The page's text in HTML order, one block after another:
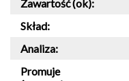
Zawartość (ok):
Skład:
Analiza:
Promuje